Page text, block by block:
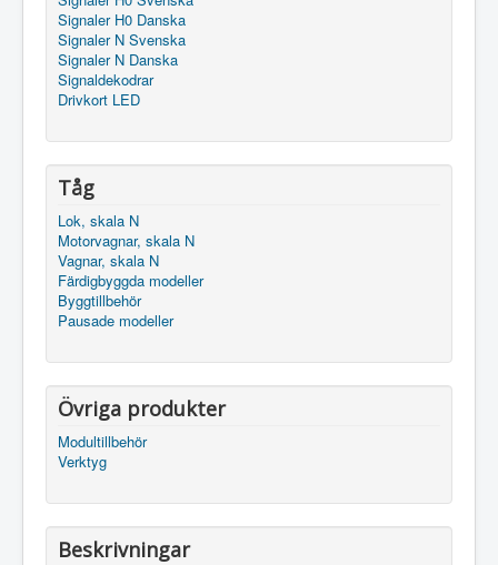
Signaler H0 Danska
Signaler N Svenska
Signaler N Danska
Signaldekodrar
Drivkort LED
Tåg
Lok, skala N
Motorvagnar, skala N
Vagnar, skala N
Färdigbyggda modeller
Byggtillbehör
Pausade modeller
Övriga produkter
Modultillbehör
Verktyg
Beskrivningar